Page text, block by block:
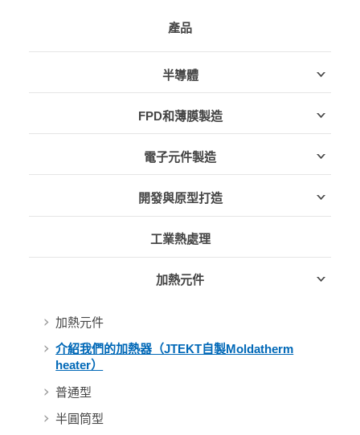
產品
半導體
FPD和薄膜製造
電子元件製造
開發與原型打造
工業熱處理
加熱元件
加熱元件
介紹我們的加熱器（JTEKT自製Moldatherm
heater）
普通型
半圓筒型